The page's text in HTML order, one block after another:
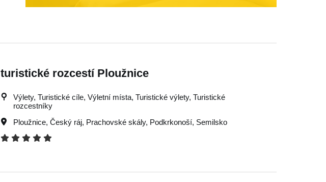
turistické rozcestí Ploužnice
Výlety, Turistické cíle, Výletní místa, Turistické výlety, Turistické
rozcestníky
Ploužnice, Český ráj, Prachovské skály, Podkrkonoší, Semilsko